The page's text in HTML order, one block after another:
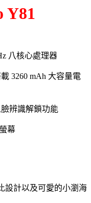
Y81
八核心處理器
3260 mAh 大容量電
辨識解鎖功能
幕
設計以及可愛的小瀏海